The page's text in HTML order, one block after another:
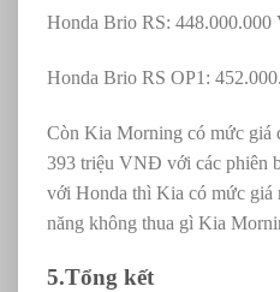
Honda Brio RS:
Honda Brio RS OP1:
Còn Kia Morning có mức giá
393 triệu VNĐ với các phiên
với Honda thì Kia có mức giá
năng không thua gì Kia
5.Tổng kết